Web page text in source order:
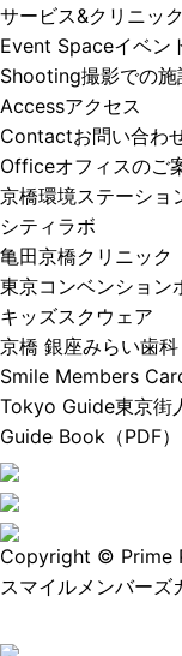
サービス&クリニック
Event Spaceイベン
Shooting撮影での施
Accessアクセス
Contactお問い合わ
Officeオフィスのご
京橋環境ステーショ
シティラボ
亀田京橋クリニック
東京コンベンション
キッズスクウェア
京橋 銀座みらい歯科
Smile Members
Tokyo Guide東京街
Guide Book（PDF）
Copyright © Prime
スマイルメンバーズ